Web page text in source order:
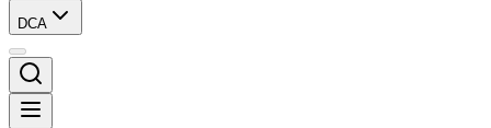
DCA